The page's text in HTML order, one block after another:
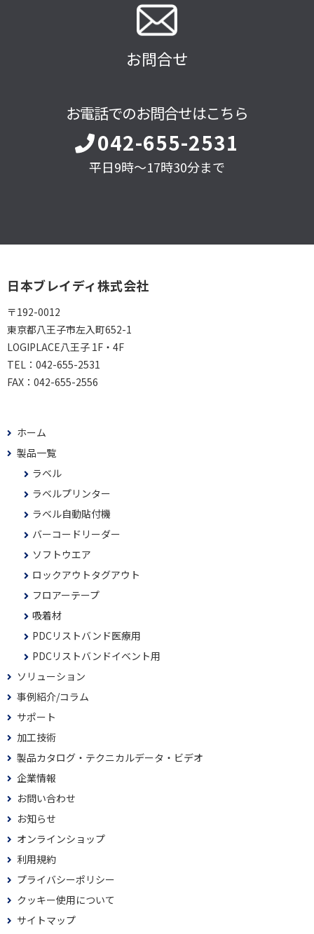
お問合せ
お電話でのお問合せはこちら
042-655-2531
平日9時～17時30分まで
日本ブレイディ株式会社
〒192-0012
東京都八王子市左入町652-1
LOGIPLACE八王子 1F・4F
TEL： 042-655-2531
FAX： 042-655-2556
ホーム
製品一覧
ラベル
ラベルプリンター
ラベル自動貼付機
バーコードリーダー
ソフトウエア
ロックアウトタグアウト
フロアーテープ
吸着材
PDCリストバンド医療用
PDCリストバンドイベント用
ソリューション
事例紹介/コラム
サポート
加工技術
製品カタログ・テクニカルデータ・ビデオ
企業情報
お問い合わせ
お知らせ
オンラインショップ
利用規約
プライバシーポリシー
クッキー使用について
サイトマップ